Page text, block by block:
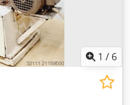
1 / 6